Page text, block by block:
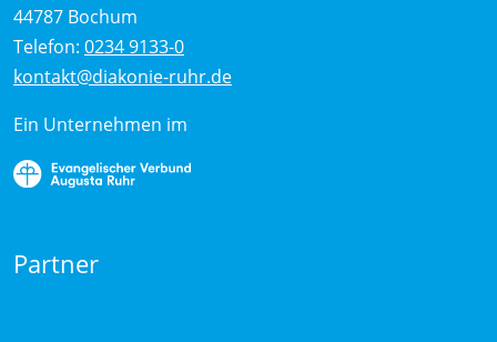
44787 Bochum
Telefon: 0234 9133-0
kontakt@diakonie-ruhr.de
Ein Unternehmen im
Partner